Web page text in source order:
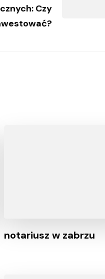
Czy
notariusz w zabrzu